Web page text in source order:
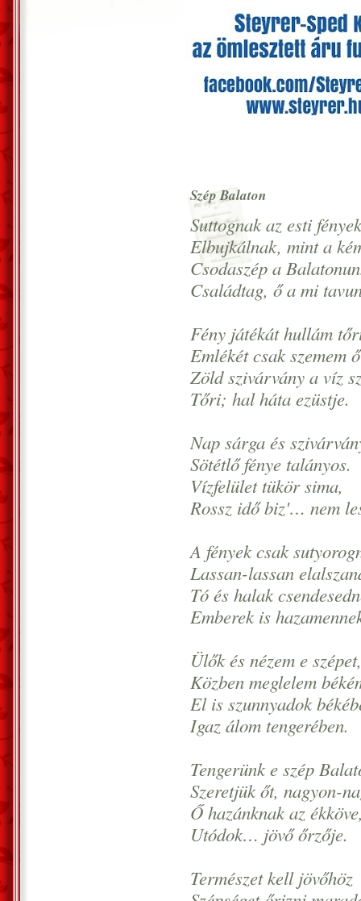
Szép Balaton
Suttognak az esti
Elbujkálnak, mint a
Csodaszép a
Családtag, ő a mi
Fény játékát hullám
Emlékét csak szemem
Zöld szivárvány a víz
Tőri; hal háta ezüstje.
Nap sárga és
Sötétlő fénye talányos.
Vízfelület tükör sima,
Rossz idő biz'… nem
A fények csak
Lassan-lassan
Tó és halak
Emberek is
Ülők és nézem e szépet,
Közben meglelem
El is szunnyadok
Igaz álom tengerében.
Tengerünk e szép
Szeretjük őt, nagyon-
Ő hazánknak az
Utódok… jövő őrzője.
Természet kell jövőhöz